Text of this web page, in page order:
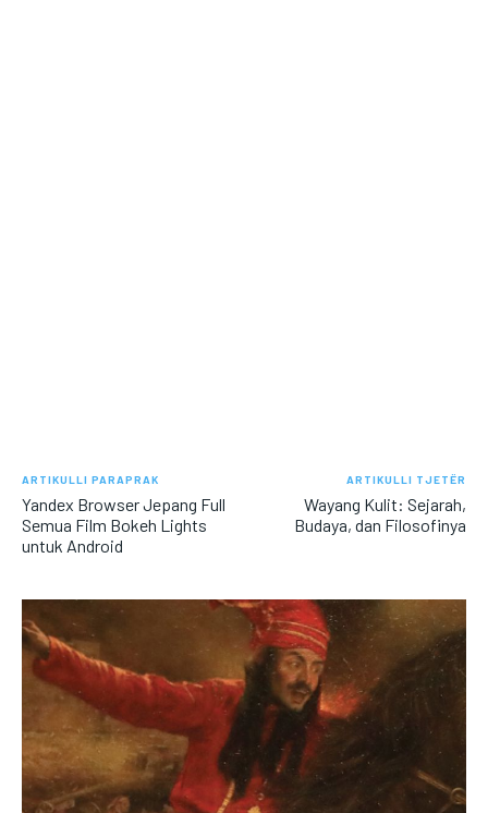
ARTIKULLI PARAPRAK
Yandex Browser Jepang Full
Semua Film Bokeh Lights
untuk Android
ARTIKULLI TJETËR
Wayang Kulit: Sejarah,
Budaya, dan Filosofinya